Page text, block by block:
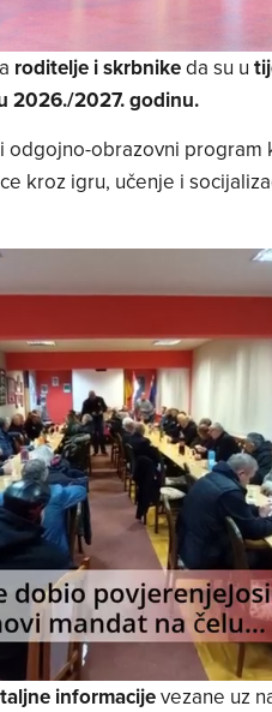
roditelje i skrbnikeda su u
2026./2027. godinu.
odgojno-obrazovni program
kroz igru, učenje i
informacijevezane uz